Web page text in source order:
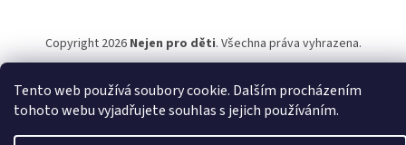
Tento web používá soubory cookie. Dalším procházením
tohoto webu vyjadřujete souhlas s jejich používáním.
Copyright 2026 Nejen pro děti. Všechna práva vyhrazena.